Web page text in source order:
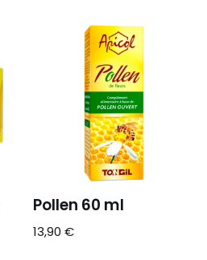
Pollen 60 ml
13,90€